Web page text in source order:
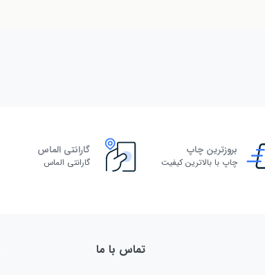
بروزترین چاپ
چاپ با بالاترین کیفیت
گارانتی الماس
گارانتی الماس
تماس با ما